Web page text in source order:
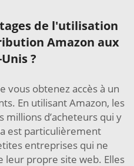
de l'utilisation
Amazon aux
?
vous obtenez accès à un
En utilisant Amazon, les
d’acheteurs qui y
est particulièrement
entreprises qui ne
leur propre site web. Elles